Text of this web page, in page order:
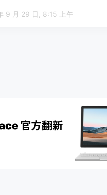
2013 年 9 月 29 日, 8:15 上午